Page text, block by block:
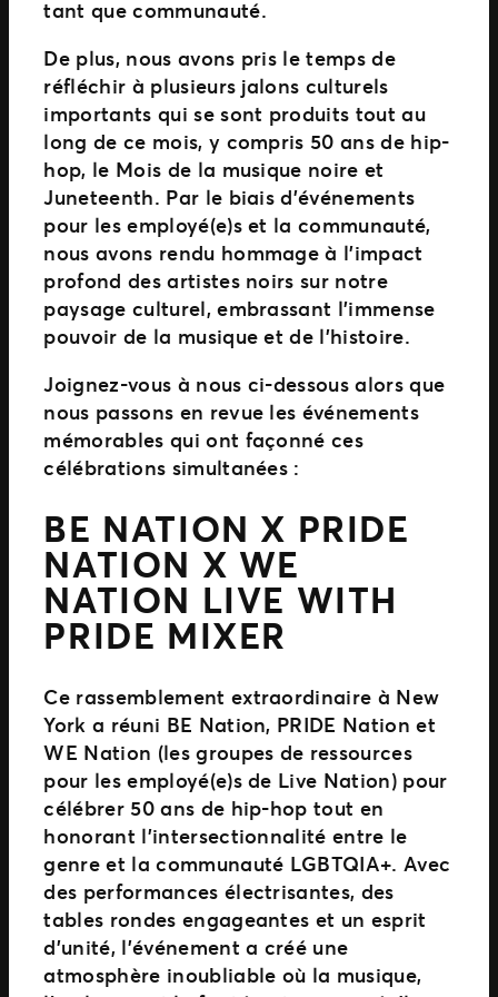
tant que communauté.
De plus, nous avons pris le temps de
réfléchir à plusieurs jalons culturels
importants qui se sont produits tout au
long de ce mois, y compris 50 ans de hip-
hop, le Mois de la musique noire et
Juneteenth. Par le biais d’événements
pour les employé(e)s et la communauté,
nous avons rendu hommage à l’impact
profond des artistes noirs sur notre
paysage culturel, embrassant l’immense
pouvoir de la musique et de l’histoire.
Joignez-vous à nous ci-dessous alors que
nous passons en revue les événements
mémorables qui ont façonné ces
célébrations simultanées :
BE NATION X PRIDE
NATION X WE
NATION LIVE WITH
PRIDE MIXER
Ce rassemblement extraordinaire à New
York a réuni BE Nation, PRIDE Nation et
WE Nation (les groupes de ressources
pour les employé(e)s de Live Nation) pour
célébrer 50 ans de hip-hop tout en
honorant l’intersectionnalité entre le
genre et la communauté LGBTQIA+. Avec
des performances électrisantes, des
tables rondes engageantes et un esprit
d’unité, l’événement a créé une
atmosphère inoubliable où la musique,